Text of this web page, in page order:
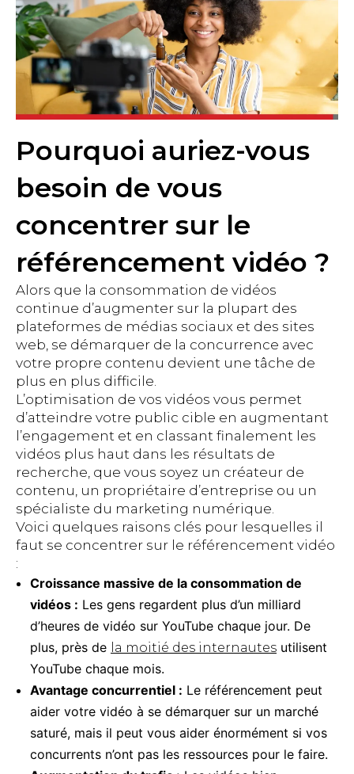
Pourquoi auriez-vous
besoin de vous
concentrer sur le
référencement vidéo ?
Alors que la consommation de vidéos
continue d’augmenter sur la plupart des
plateformes de médias sociaux et des sites
web, se démarquer de la concurrence avec
votre propre contenu devient une tâche de
plus en plus difficile.
L’optimisation de vos vidéos vous permet
d’atteindre votre public cible en augmentant
l’engagement et en classant finalement les
vidéos plus haut dans les résultats de
recherche, que vous soyez un créateur de
contenu, un propriétaire d’entreprise ou un
spécialiste du marketing numérique.
Voici quelques raisons clés pour lesquelles il
faut se concentrer sur le référencement vidéo
:
Croissance massive de la consommation de
vidéos : Les gens regardent plus d’un milliard
d’heures de vidéo sur YouTube chaque jour. De
plus, près de la moitié des internautes utilisent
YouTube chaque mois.
Avantage concurrentiel : Le référencement peut
aider votre vidéo à se démarquer sur un marché
saturé, mais il peut vous aider énormément si vos
concurrents n’ont pas les ressources pour le faire.